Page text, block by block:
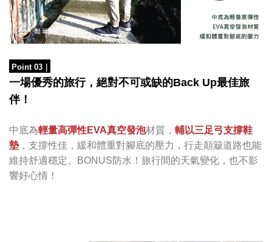
Point 03
一場優秀的旅行，絕對不可或缺的Back Up最佳旅
伴！
中底為輕量高彈性EVA真空發泡材質， 輔以三足弓支撐鞋
墊 ， 支撐性佳， 緩和體重對腳底的壓力， 行走顛簸道路也能
維持舒適穩定。
BONUS防水！旅行間的天氣變化，也不影
響好心情！